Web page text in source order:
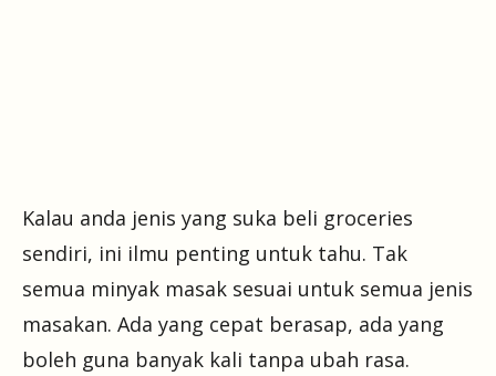
Kalau anda jenis yang suka beli groceries
sendiri, ini ilmu penting untuk tahu. Tak
semua minyak masak sesuai untuk semua jenis
masakan. Ada yang cepat berasap, ada yang
boleh guna banyak kali tanpa ubah rasa.